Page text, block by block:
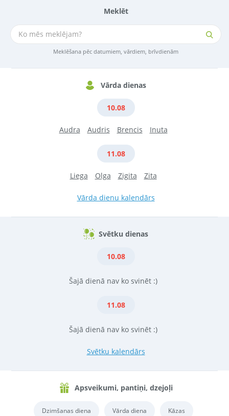
Meklēt
Meklēšana pēc datumiem, vārdiem, brīvdienām
Vārda dienas
10.08
Audra Audris Brencis Inuta
11.08
Liega Olga Zigita Zita
Vārda dienu kalendārs
Svētku dienas
10.08
Šajā dienā nav ko svinēt :)
11.08
Šajā dienā nav ko svinēt :)
Svētku kalendārs
Apsveikumi, pantiņi, dzejoļi
Dzimšanas diena Vārda diena Kāzas